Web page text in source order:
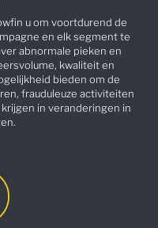
u om voortdurend de
en elk segment te
abnormale pieken en
kwaliteit en
bieden om de
frauduleuze activiteiten
in veranderingen in